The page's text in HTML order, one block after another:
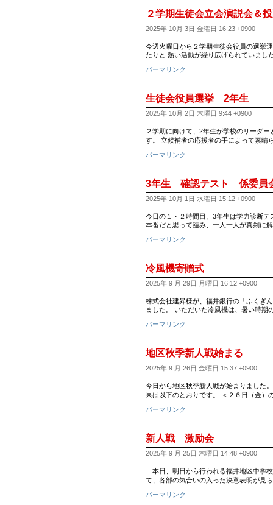
２学期生徒会立会演説会＆
2025年 10月 3日 金曜日 16:23 +0900
今週火曜日から２学期生徒会役員の選挙
たりと 熱い活動が繰り広げられていまし
パーマリンク
生徒会役員選挙 2年生
2025年 10月 2日 木曜日 9:44 +0900
２学期に向けて、2年生が学校のリーダ
す。 立候補者の応援者の手によって素晴
パーマリンク
3年生 確認テスト 係委員
2025年 10月 1日 水曜日 15:12 +0900
今日の１・２時間目、3年生は学力診断
本番だと思って臨み、一人一人が真剣に
パーマリンク
冷風機寄贈式
2025年 9 月 29日 月曜日 16:12 +0900
株式会社建昇様が、福井銀行の「ふくぎ
ました。 いただいた冷風機は、暑い時期
パーマリンク
地区秋季新人戦始まる
2025年 9 月 26日 金曜日 15:37 +0900
今日から地区秋季新人戦が始まりました
果は以下のとおりです。 ＜２６日（金）
パーマリンク
新人戦 激励会
2025年 9 月 25日 木曜日 14:48 +0900
本日、明日から行われる福井地区中学
て、各部の気合いの入った決意表明が見
パーマリンク